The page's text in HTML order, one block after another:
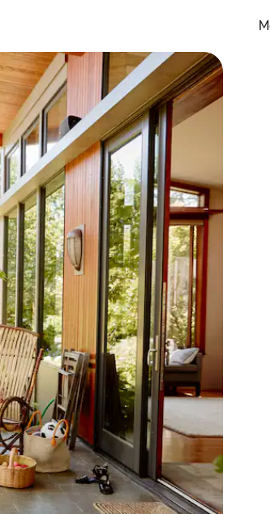
ou en appuyant et en faisant glisser.